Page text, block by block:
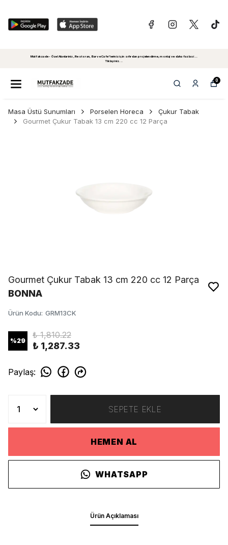
Mutfakzade - Özel Alanlariniz, Restoran, Bar ve Cafe'leriniz için sıfırdan projelendirme, montaj ve daha fazlasi...
Tiklayiniz...
0
Masa Üstü Sunumları Porselen Horeca
Çukur Tabak
Gourmet Çukur Tabak 13 cm 220 cc 12 Parça
Gourmet Çukur Tabak 13 cm 220 cc 12 Parça
BONNA
Ürün Kodu: GRM13CK
%29
₺ 1,810.22
₺ 1,287.33
Paylaş:
SEPETE EKLE
HEMEN AL
WHATSAPP
Ürün Açıklaması